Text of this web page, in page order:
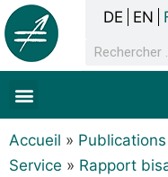
DE EN
Accueil »
Service » Rapport